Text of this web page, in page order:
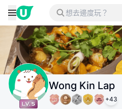
Wong Kin Lap
+43